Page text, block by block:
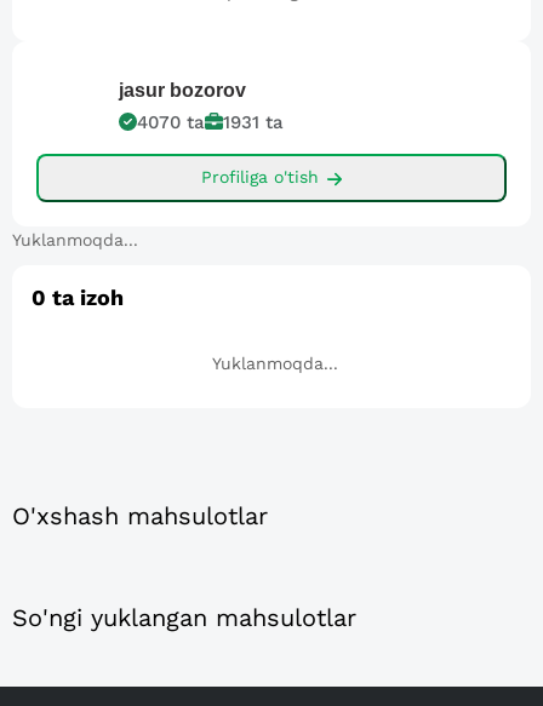
jasur bozorov
4070 ta 1931 ta
Profiliga o'tish
Yuklanmoqda...
0 ta izoh
Yuklanmoqda...
O'xshash mahsulotlar
So'ngi yuklangan mahsulotlar